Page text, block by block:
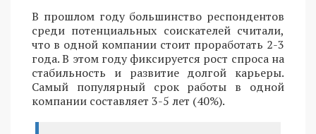
В прошлом году большинство респондентов
среди потенциальных соискателей считали,
что в одной компании стоит проработать 2-3
года. В этом году фиксируется рост спроса на
стабильность и развитие долгой карьеры.
Самый популярный срок работы в одной
компании составляет 3-5 лет (40%).